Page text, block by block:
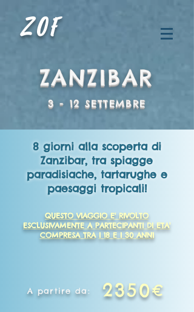
ZOF
ZANZIBAR
3 - 12 SETTEMBRE
8 giorni alla scoperta di
Zanzibar, tra spiagge
paradisiache, tartarughee
paesaggi tropicali!
QUESTO VIAGGIO E' RIVOLTO
ESCLUSIVAMENTE A PARTECIPANTI DI ETA'
COMPRESA TRA I 18 E I 30 ANNI
A partire da: 2350€